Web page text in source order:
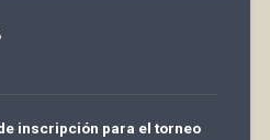
inscripción para el torneo